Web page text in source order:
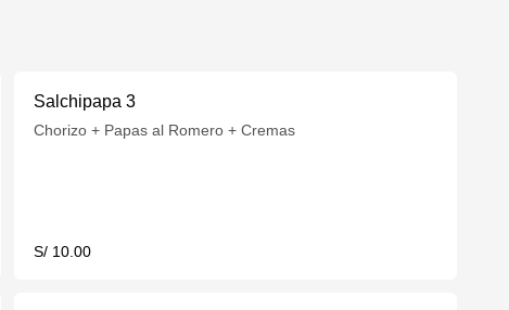
Salchipapa 3
Chorizo + Papas al Romero + Cremas
S/ 10.00